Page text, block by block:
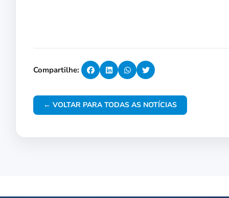
Compartilhe:
← VOLTAR PARA TODAS AS NOTÍCIAS